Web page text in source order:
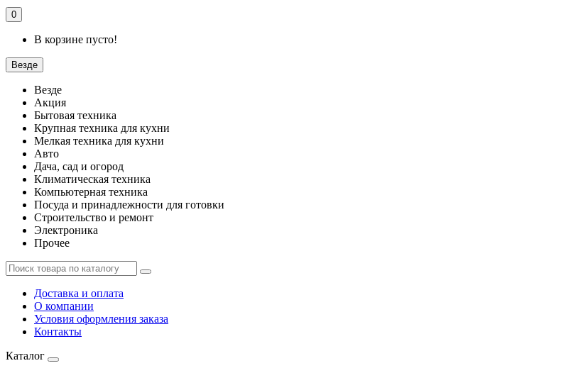
0
В корзине пусто!
Везде
Везде
Акция
Бытовая техника
Крупная техника для кухни
Мелкая техника для кухни
Авто
Дача, сад и огород
Климатическая техника
Компьютерная техника
Посуда и принадлежности для готовки
Строительство и ремонт
Электроника
Прочее
Доставка и оплата
О компании
Условия оформления заказа
Контакты
Каталог